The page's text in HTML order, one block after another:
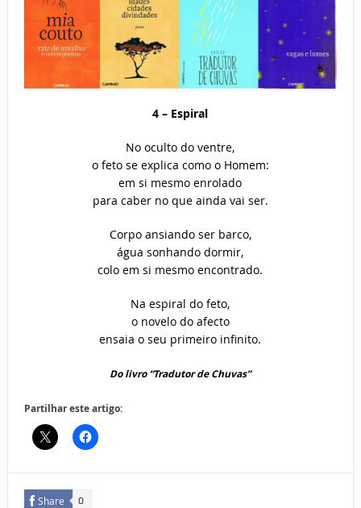
4 – Espiral
No oculto do ventre,
o feto se explica como o Homem:
em si mesmo enrolado
para caber no que ainda vai ser.
Corpo ansiando ser barco,
água sonhando dormir,
colo em si mesmo encontrado.
Na espiral do feto,
o novelo do afecto
ensaia o seu primeiro infinito.
Do livro “Tradutor de Chuvas”
Partilhar este artigo:
Share 0